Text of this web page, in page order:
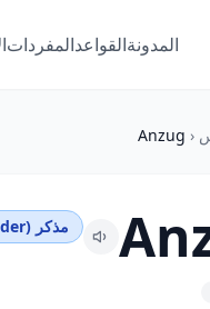
المدونةالقواعدالمفردات
‹
Anzug
مذكر (der)